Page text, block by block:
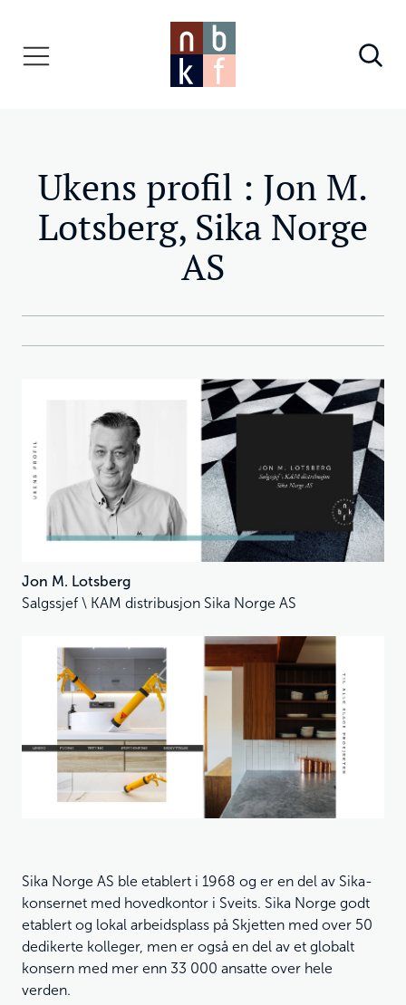
Ukens profil : Jon M.
Lotsberg, Sika Norge
AS
Jon M. Lotsberg
Salgssjef \ KAM distribusjon Sika Norge AS
Sika Norge AS ble etablert i 1968 og er en del av Sika-
konsernet med hovedkontor i Sveits. Sika Norge godt
etablert og lokal arbeidsplass på Skjetten med over 50
dedikerte kolleger, men er også en del av et globalt
konsern med mer enn 33 000 ansatte over hele
verden.